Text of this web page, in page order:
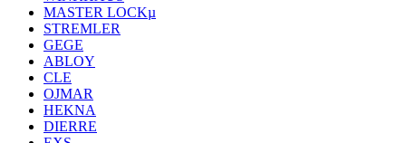
MASTER LOCKµ
STREMLER
GEGE
ABLOY
CLE
OJMAR
HEKNA
DIERRE